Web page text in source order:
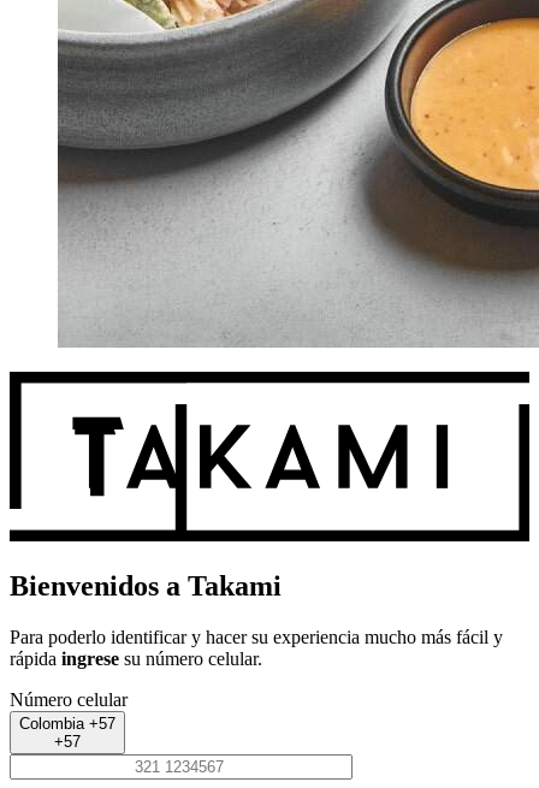
Bienvenidos a Takami
Para poderlo identificar y hacer su experiencia mucho más fácil y
rápida ingrese su número celular.
Número celular
Colombia +57
+57